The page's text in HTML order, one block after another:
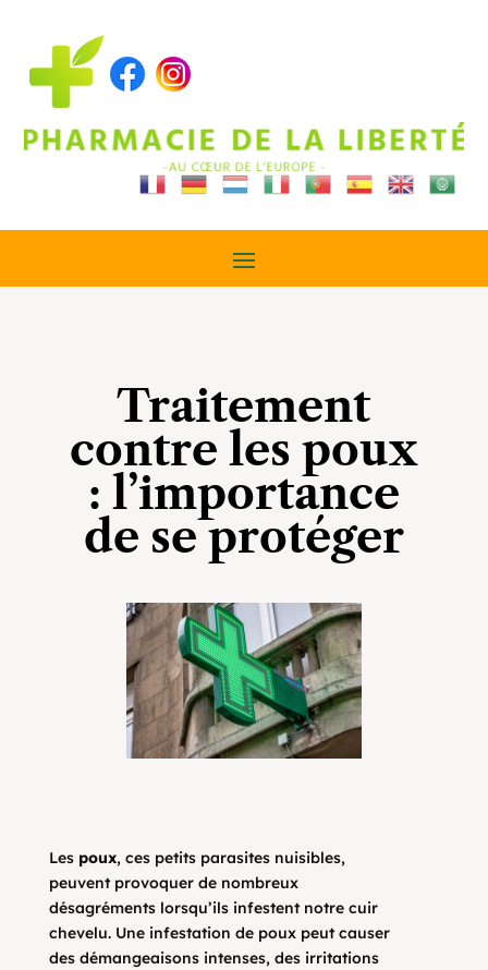
Traitement
contre les poux
: l’importance
de se protéger
Les poux, ces petits parasites nuisibles,
peuvent provoquer de nombreux
désagréments lorsqu’ils infestent notre cuir
chevelu. Une infestation de poux peut causer
des démangeaisons intenses, des irritations